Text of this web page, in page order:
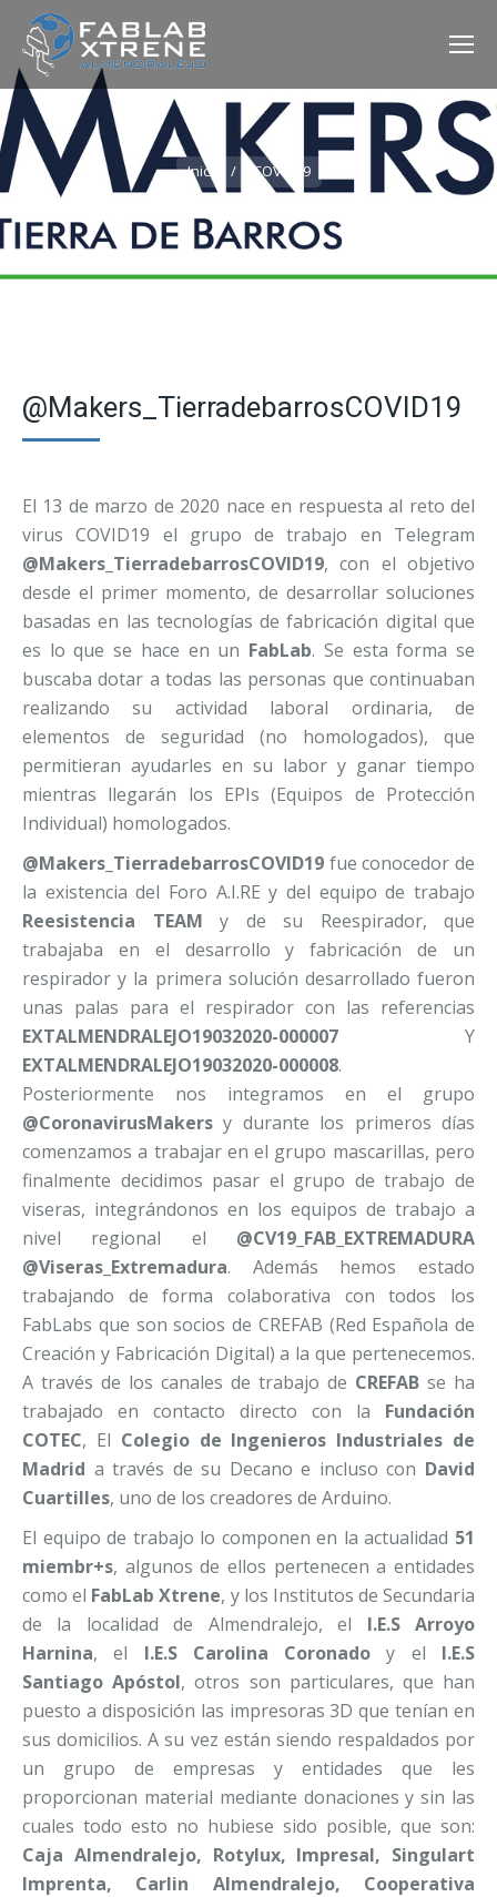
Estás aquí:
Inicio #COVID19
@Makers_TierradebarrosCOVID19
El 13 de marzo de 2020 nace en respuesta al reto del
virus COVID19 el grupo de trabajo en Telegram
@Makers_TierradebarrosCOVID19, con el objetivo
desde el primer momento, de desarrollar soluciones
basadas en las tecnologías de fabricación digital que
es lo que se hace en un FabLab. Se esta forma se
buscaba dotar a todas las personas que continuaban
realizando su actividad laboral ordinaria, de
elementos de seguridad (no homologados), que
permitieran ayudarles en su labor y ganar tiempo
mientras llegarán los EPIs (Equipos de Protección
Individual) homologados.
@Makers_TierradebarrosCOVID19 fue conocedor de
la existencia del Foro A.I.RE y del equipo de trabajo
Reesistencia TEAM y de su Reespirador, que
trabajaba en el desarrollo y fabricación de un
respirador y la primera solución desarrollado fueron
unas palas para el respirador con las referencias
EXTALMENDRALEJO19032020-000007 Y
EXTALMENDRALEJO19032020-000008.
Posteriormente nos integramos en el grupo
@CoronavirusMakers y durante los primeros días
comenzamos a trabajar en el grupo mascarillas, pero
finalmente decidimos pasar el grupo de trabajo de
viseras, integrándonos en los equipos de trabajo a
nivel regional el @CV19_FAB_EXTREMADURA
@Viseras_Extremadura. Además hemos estado
trabajando de forma colaborativa con todos los
FabLabs que son socios de CREFAB (Red Española de
Creación y Fabricación Digital) a la que pertenecemos.
A través de los canales de trabajo de CREFAB se ha
trabajado en contacto directo con la Fundación
COTEC, El Colegio de Ingenieros Industriales de
Madrid a través de su Decano e incluso con David
Cuartilles, uno de los creadores de Arduino.
El equipo de trabajo lo componen en la actualidad 51
miembr+s, algunos de ellos pertenecen a entidades
como el FabLab Xtrene, y los Institutos de Secundaria
de la localidad de Almendralejo, el I.E.S Arroyo
Harnina, el I.E.S Carolina Coronado y el I.E.S
Santiago Apóstol, otros son particulares, que han
puesto a disposición las impresoras 3D que tenían en
sus domicilios. A su vez están siendo respaldados por
un grupo de empresas y entidades que les
proporcionan material mediante donaciones y sin las
cuales todo esto no hubiese sido posible, que son:
Caja Almendralejo, Rotylux, Impresal, Singulart
Imprenta, Carlin Almendralejo, Cooperativa